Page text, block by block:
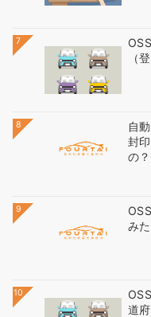
7
（
8
自
封
の？
9
み
10
道